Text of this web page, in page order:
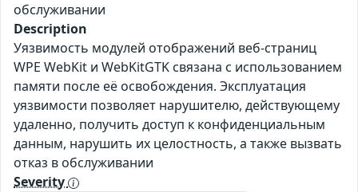
обслуживании
Description
Уязвимость модулей отображений веб-страниц
WPE WebKit и WebKitGTK связана с использованием
памяти после её освобождения. Эксплуатация
уязвимости позволяет нарушителю, действующему
удаленно, получить доступ к конфиденциальным
данным, нарушить их целостность, а также вызвать
отказ в обслуживании
Severity